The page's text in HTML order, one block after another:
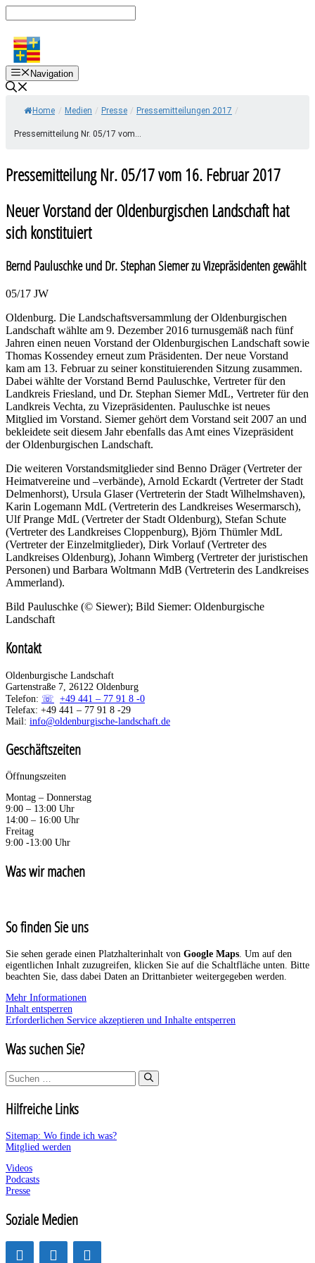
Inhalt
springen
Navigation
Home / Medien / Presse / Pressemitteilungen 2017 /
Pressemitteilung Nr. 05/17 vom...
Pressemitteilung Nr. 05/17 vom 16. Februar 2017
Neuer Vorstand der Oldenburgischen Landschaft hat
sich konstituiert
Bernd Pauluschke und Dr. Stephan Siemer zu Vizepräsidenten gewählt
05/17 JW
Oldenburg. Die Landschaftsversammlung der Oldenburgischen
Landschaft wählte am 9. Dezember 2016 turnusgemäß nach fünf
Jahren einen neuen Vorstand der Oldenburgischen Landschaft sowie
Thomas Kossendey erneut zum Präsidenten. Der neue Vorstand
kam am 13. Februar zu seiner konstituierenden Sitzung zusammen.
Dabei wählte der Vorstand Bernd Pauluschke, Vertreter für den
Landkreis Friesland, und Dr. Stephan Siemer MdL, Vertreter für den
Landkreis Vechta, zu Vizepräsidenten. Pauluschke ist neues
Mitglied im Vorstand. Siemer gehört dem Vorstand seit 2007 an und
bekleidete seit diesem Jahr ebenfalls das Amt eines Vizepräsident
der Oldenburgischen Landschaft.
Die weiteren Vorstandsmitglieder sind Benno Dräger (Vertreter der
Heimatvereine und –verbände), Arnold Eckardt (Vertreter der Stadt
Delmenhorst), Ursula Glaser (Vertreterin der Stadt Wilhelmshaven),
Karin Logemann MdL (Vertreterin des Landkreises Wesermarsch),
Ulf Prange MdL (Vertreter der Stadt Oldenburg), Stefan Schute
(Vertreter des Landkreises Cloppenburg), Björn Thümler MdL
(Vertreter der Einzelmitglieder), Dirk Vorlauf (Vertreter des
Landkreises Oldenburg), Johann Wimberg (Vertreter der juristischen
Personen) und Barbara Woltmann MdB (Vertreterin des Landkreises
Ammerland).
Bild Pauluschke (© Siewer); Bild Siemer: Oldenburgische
Landschaft
Kontakt
Oldenburgische Landschaft
Gartenstraße 7, 26122 Oldenburg
Telefon:
+49 441 – 77 91 8 -0
Telefax: +49 441 – 77 91 8 -29
Mail: info@oldenburgische-landschaft.de
Geschäftszeiten
Öffnungszeiten
Montag – Donnerstag
9:00 – 13:00 Uhr
14:00 – 16:00 Uhr
Freitag
9:00 -13:00 Uhr
Was wir machen
So finden Sie uns
Sie sehen gerade einen Platzhalterinhalt von Google Maps. Um auf den
eigentlichen Inhalt zuzugreifen, klicken Sie auf die Schaltfläche unten. Bitte
beachten Sie, dass dabei Daten an Drittanbieter weitergegeben werden.
Mehr Informationen
Inhalt entsperren
Erforderlichen Service akzeptieren und Inhalte entsperren
Was suchen Sie?
Suchen
nach:
Hilfreiche Links
Sitemap: Wo finde ich was?
Mitglied werden
Videos
Podcasts
Presse
Soziale Medien